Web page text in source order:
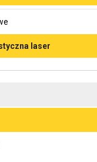
laser